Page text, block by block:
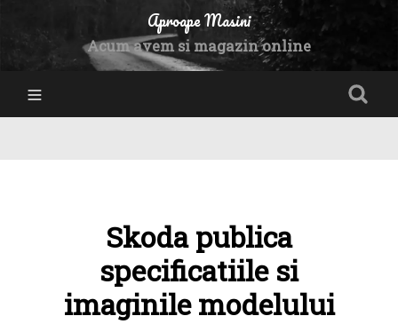
Aproape Masini
Acum avem si magazin online
Skoda publica
specificatiile si
imaginile modelului